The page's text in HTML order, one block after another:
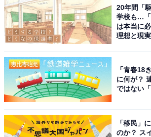
1 2 3
20年間「
学校も…「
は本当に
理想と現実
「青春18
に何が？
ではない
「移民」
のか？ ス